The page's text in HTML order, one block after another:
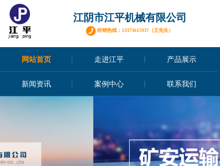
江阴市江平机械有限公司
经销热线：13373615937（王先生）
网站首页 走进江平 产品展示
新闻资讯 案例中心 联系我们